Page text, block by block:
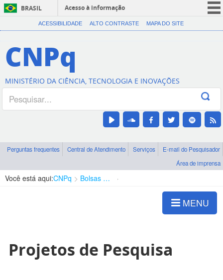
BRASIL
Acesso à informação
CORONAVÍRUS (COVID-19)
Canais
ACESSIBILIDADE ALTO CONTRASTE MAPA DO SITE
CNPq
MINISTÉRIO DA CIÊNCIA, TECNOLOGIA E INOVAÇÕES
Perguntas frequentes Central de Atendimento Serviços
E-mail do Pesquisador
Área de imprensa
Você está aqui:CNPq Bolsas e Auxílios Vigentes
MENU
Projetos de Pesquisa